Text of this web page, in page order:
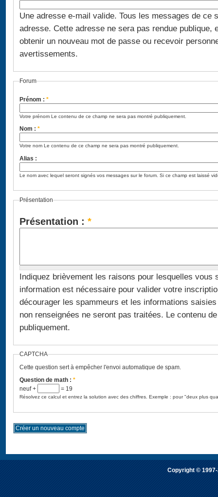
Une adresse e-mail valide. Tous les messages de ce
adresse. Cette adresse ne sera pas rendue
obtenir un nouveau mot de passe ou recevoir
avertissements.
Forum
Prénom : *
Votre prénom Le contenu de ce champ ne sera pas montré publiquement.
Nom : *
Votre nom Le contenu de ce champ ne sera pas montré publiquement.
Alias :
Le nom avec lequel seront signés vos messages sur le forum. Si ce champ est laissé
Présentation
Présentation : *
Indiquez brièvement les raisons pour lesquelles vous
information est nécessaire pour valider votre
décourager les spammeurs et les informations
non renseignées ne seront pas traitées. Le contenu de ce champ ne sera pas montré
publiquement.
CAPTCHA
Cette question sert à empêcher l'envoi automatique de spam.
Question de math : *
neuf +
= 19
Résolvez ce calcul et entrez la solution avec des chiffres. Exemple : pour "deux plus
Copyright ©